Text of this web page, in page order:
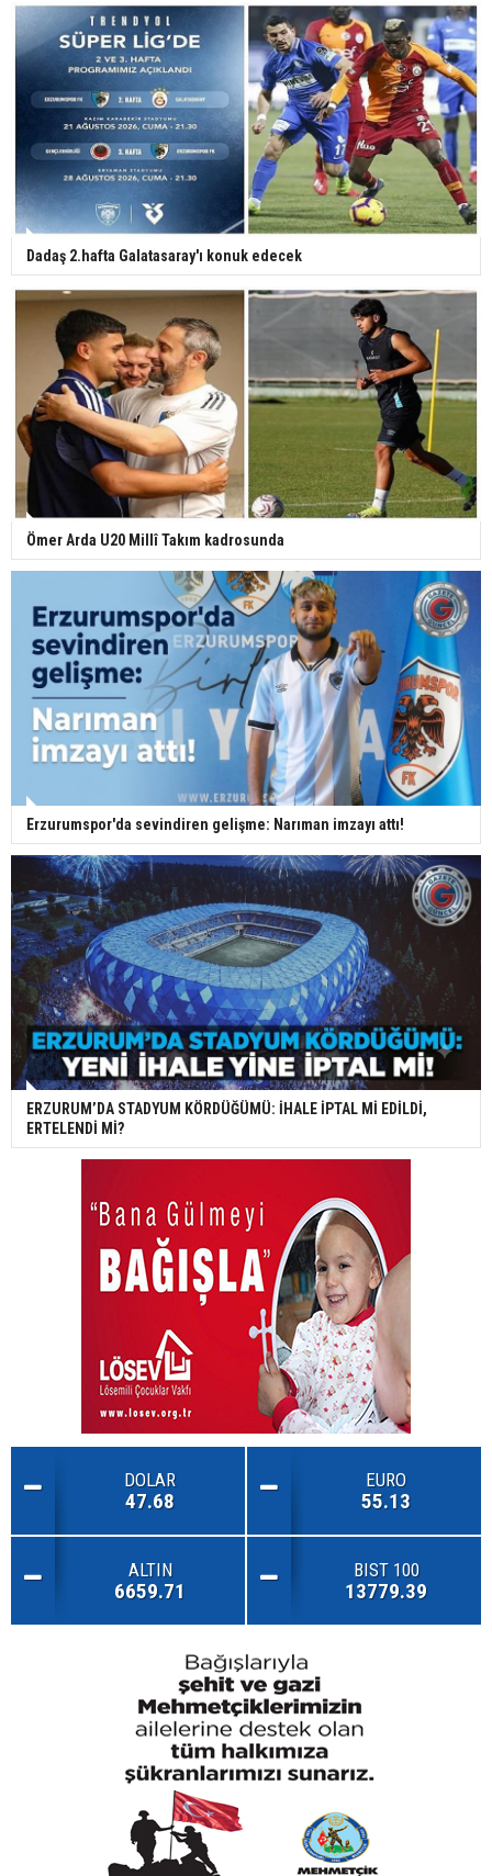
Dadaş 2.hafta Galatasaray'ı konuk edecek
Ömer Arda U20 Millî Takım kadrosunda
Erzurumspor'da sevindiren gelişme: Narıman imzayı attı!
ERZURUM’DA STADYUM KÖRDÜĞÜMÜ: İHALE İPTAL Mİ EDİLDİ,
ERTELENDİ Mİ?
DOLAR
47.68
EURO
55.13
ALTIN
6659.71
BIST 100
13779.39